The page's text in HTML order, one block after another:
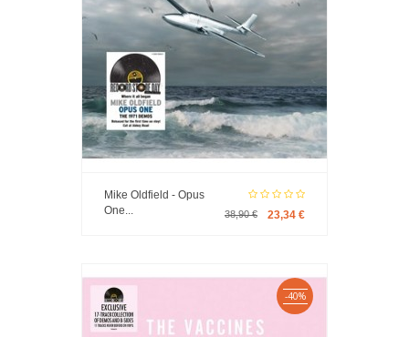
Mike Oldfield - Opus
One...
23,34 €
38,90 €
-40%